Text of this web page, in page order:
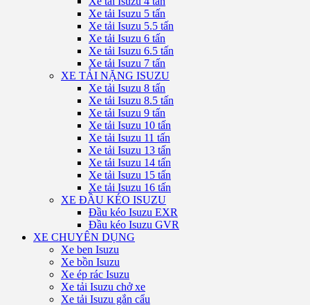
Xe tải Isuzu 5 tấn
Xe tải Isuzu 5.5 tấn
Xe tải Isuzu 6 tấn
Xe tải Isuzu 6.5 tấn
Xe tải Isuzu 7 tấn
XE TẢI NẶNG ISUZU
Xe tải Isuzu 8 tấn
Xe tải Isuzu 8.5 tấn
Xe tải Isuzu 9 tấn
Xe tải Isuzu 10 tấn
Xe tải Isuzu 11 tấn
Xe tải Isuzu 13 tấn
Xe tải Isuzu 14 tấn
Xe tải Isuzu 15 tấn
Xe tải Isuzu 16 tấn
XE ĐẦU KÉO ISUZU
Đầu kéo Isuzu EXR
Đầu kéo Isuzu GVR
XE CHUYÊN DỤNG
Xe ben Isuzu
Xe bồn Isuzu
Xe ép rác Isuzu
Xe tải Isuzu chở xe
Xe tải Isuzu gắn cẩu